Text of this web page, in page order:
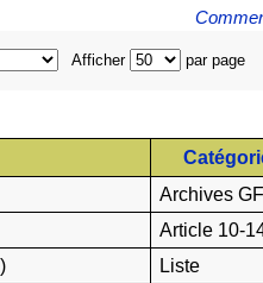
Afficher par page
Archives
Article 10-
Liste